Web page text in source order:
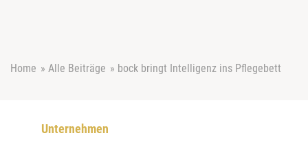
Home » Alle Beiträge » bock bringt Intelligenz ins Pflegebett
Unternehmen